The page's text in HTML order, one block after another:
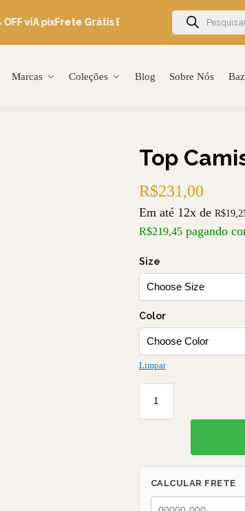
viA pixFrete Grátis Brasil acima de R$600
Marcas Coleções Blog Sobre Nós
Top
R$231,00
Em até 12x de R$
R$219,45 pagando
Size
Color
Limpar
CALCULAR FRETE